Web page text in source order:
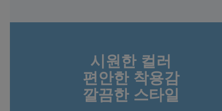
시원한 컬러
편안한 착용감
깔끔한 스타일